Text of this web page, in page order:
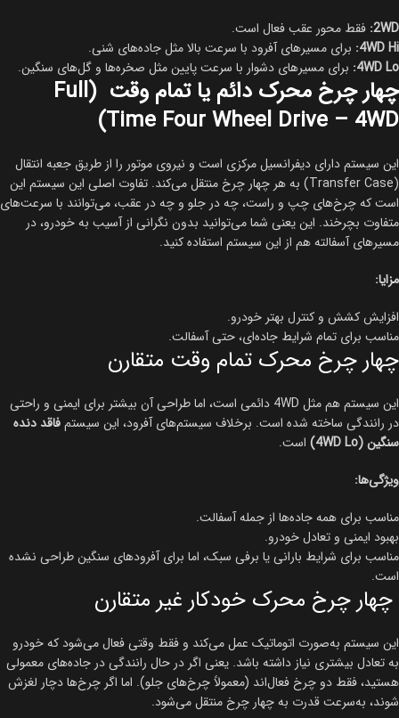
2WD: فقط محور عقب فعال است.
4WD Hi: برای مسیرهای آفرود با سرعت بالا مثل جاده‌های شنی.
4WD Lo: برای مسیرهای دشوار با سرعت پایین مثل صخره‌ها و گل‌های سنگین.
چهار چرخ محرک دائم یا تمام وقت (Full
Time Four Wheel Drive – 4WD)
این سیستم دارای دیفرانسیل مرکزی است و نیروی موتور را از طریق جعبه انتقال
(Transfer Case) به هر چهار چرخ منتقل می‌کند. تفاوت اصلی این سیستم این
است که چرخ‌های چپ و راست، چه در جلو و چه در عقب، می‌توانند با سرعت‌های
متفاوت بچرخند. این یعنی شما می‌توانید بدون نگرانی از آسیب به خودرو، در
مسیرهای آسفالته هم از این سیستم استفاده کنید.
مزایا:
افزایش کشش و کنترل بهتر خودرو.
مناسب برای تمام شرایط جاده‌ای، حتی آسفالت.
چهار چرخ محرک تمام وقت متقارن
این سیستم هم مثل 4WD دائمی است، اما طراحی آن بیشتر برای ایمنی و راحتی
در رانندگی ساخته شده است. برخلاف سیستم‌های آفرود، این سیستمفاقد دنده
سنگین (4WD Lo)
است.
ویژگی‌ها:
مناسب برای همه جاده‌ها از جمله آسفالت.
بهبود ایمنی و تعادل خودرو.
مناسب برای شرایط بارانی یا برفی سبک، اما برای آفرودهای سنگین طراحی نشده
است.
چهار چرخ محرک خودکار غیر متقارن
این سیستم به‌صورت اتوماتیک عمل می‌کند و فقط وقتی فعال می‌شود که خودرو
به تعادل بیشتری نیاز داشته باشد. یعنی اگر در حال رانندگی در جاده‌های معمولی
هستید، فقط دو چرخ فعال‌اند (معمولاً چرخ‌های جلو). اما اگر چرخ‌ها دچار لغزش
شوند، به‌سرعت قدرت به چهار چرخ منتقل می‌شود.